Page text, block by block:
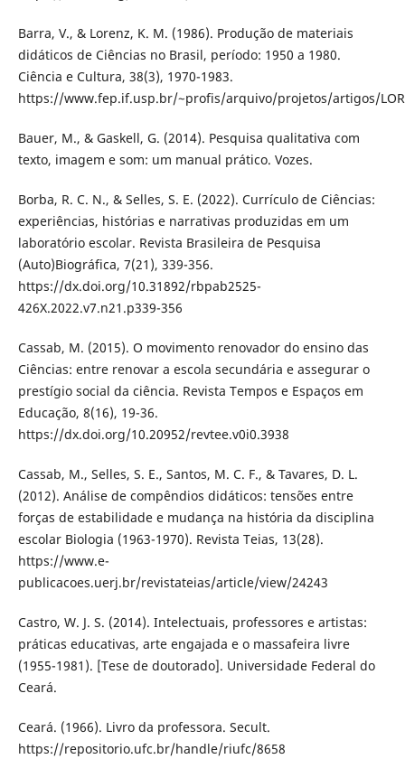
Barra, V., & Lorenz, K. M. (1986). Produção de materiais
didáticos de Ciências no Brasil, período: 1950 a 1980.
Ciência e Cultura, 38(3), 1970-1983.
https://www.fep.if.usp.br/~profis/arquivo/projetos/artigos/
Bauer, M., & Gaskell, G. (2014). Pesquisa qualitativa com
texto, imagem e som: um manual prático. Vozes.
Borba, R. C. N., & Selles, S. E. (2022). Currículo de Ciências:
experiências, histórias e narrativas produzidas em um
laboratório escolar. Revista Brasileira de Pesquisa
(Auto)Biográfica, 7(21), 339-356.
https://dx.doi.org/10.31892/rbpab2525-
426X.2022.v7.n21.p339-356
Cassab, M. (2015). O movimento renovador do ensino das
Ciências: entre renovar a escola secundária e assegurar o
prestígio social da ciência. Revista Tempos e Espaços em
Educação, 8(16), 19-36.
https://dx.doi.org/10.20952/revtee.v0i0.3938
Cassab, M., Selles, S. E., Santos, M. C. F., & Tavares, D. L.
(2012). Análise de compêndios didáticos: tensões entre
forças de estabilidade e mudança na história da disciplina
escolar Biologia (1963-1970). Revista Teias, 13(28).
https://www.e-
publicacoes.uerj.br/revistateias/article/view/24243
Castro, W. J. S. (2014). Intelectuais, professores e artistas:
práticas educativas, arte engajada e o massafeira livre
(1955-1981). [Tese de doutorado]. Universidade Federal do
Ceará.
Ceará. (1966). Livro da professora. Secult.
https://repositorio.ufc.br/handle/riufc/8658